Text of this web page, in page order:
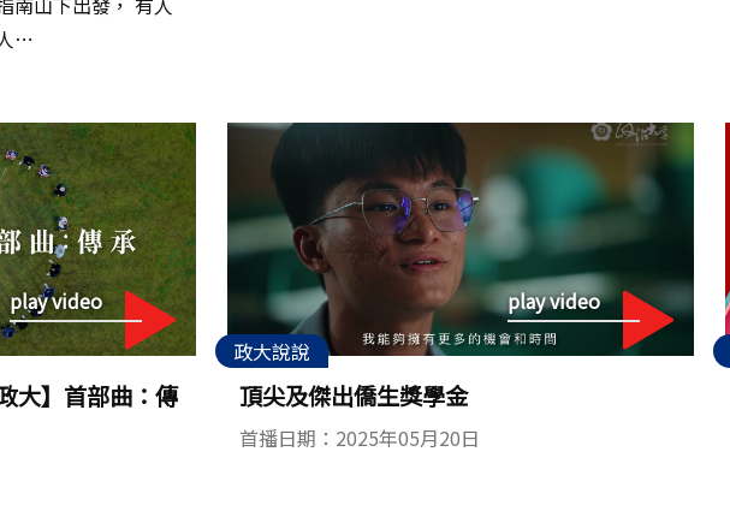
⋯
play video
大】首部曲：傳
play video
政大說說
頂尖及傑出僑生獎學金
首播日期：2025年05月20日